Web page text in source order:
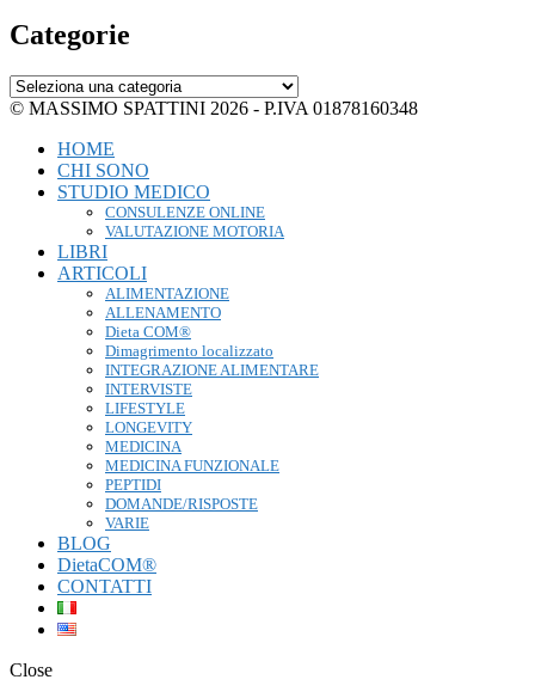
Categorie
Categorie
© MASSIMO SPATTINI 2026 - P.IVA 01878160348
HOME
CHI SONO
STUDIO MEDICO
CONSULENZE ONLINE
VALUTAZIONE MOTORIA
LIBRI
ARTICOLI
ALIMENTAZIONE
ALLENAMENTO
Dieta COM®
Dimagrimento localizzato
INTEGRAZIONE ALIMENTARE
INTERVISTE
LIFESTYLE
LONGEVITY
MEDICINA
MEDICINA FUNZIONALE
PEPTIDI
DOMANDE/RISPOSTE
VARIE
BLOG
DietaCOM®
CONTATTI
Close